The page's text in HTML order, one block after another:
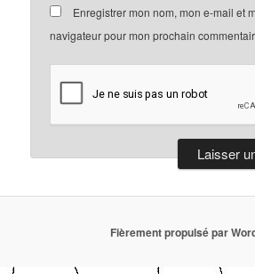
Enregistrer mon nom, mon e-mail et
navigateur pour mon prochain
Fièrement propulsé par